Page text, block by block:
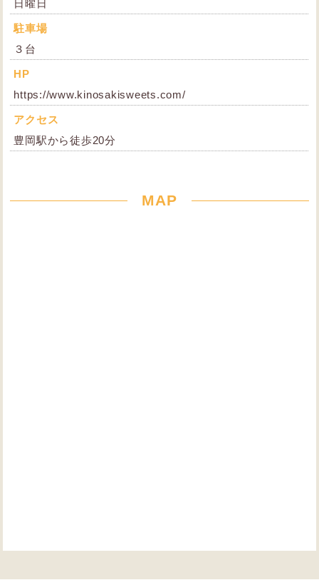
日曜日
駐車場
３台
HP
https://www.kinosakisweets.com/
アクセス
豊岡駅から徒歩20分
MAP